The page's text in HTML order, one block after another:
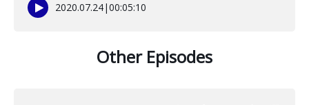
2020.07.24|00:05:10
Other Episodes